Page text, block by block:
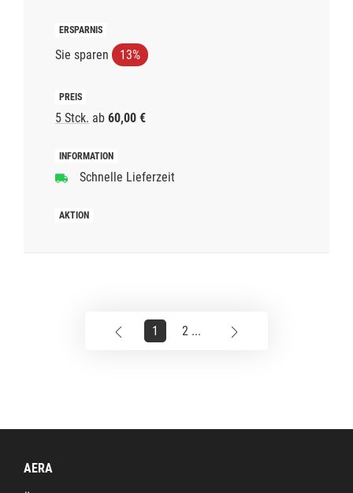
Sie sparen 13%
5 Stck. ab 60,00 €
Schnelle Lieferzeit
1 2 ...
AERA